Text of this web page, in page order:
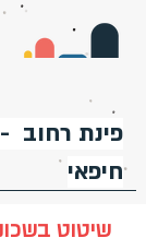
פינת רחוב -
חיפאי
שיטוט